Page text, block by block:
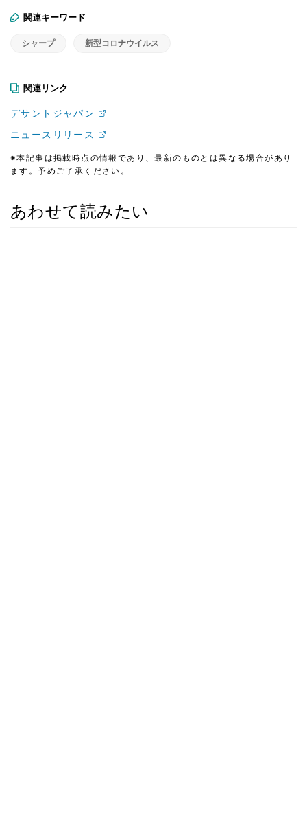
関連キーワード
シャープ 新型コロナウイルス
関連リンク
デサントジャパン
ニュースリリース
※本記事は掲載時点の情報であり、最新のものとは異なる場合があり
ます。予めご了承ください。
あわせて読みたい